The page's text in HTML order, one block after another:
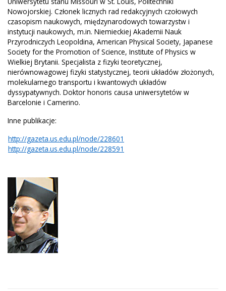
Nowojorskiej. Członek licznych rad redakcyjnych czołowych
czasopism naukowych, międzynarodowych towarzystw i
instytucji naukowych, m.in. Niemieckiej Akademii Nauk
Przyrodniczych Leopoldina, American Physical Society, Japanese
Society for the Promotion of Science, Institute of Physics w
Wielkiej Brytanii. Specjalista z fizyki teoretycznej,
nierównowagowej fizyki statystycznej, teorii układów złożonych,
molekularnego transportu i kwantowych układów
dyssypatywnych. Doktor honoris causa uniwersytetów w
Barcelonie i Camerino.
Inne publikacje:
http://gazeta.us.edu.pl/node/228601
http://gazeta.us.edu.pl/node/228591